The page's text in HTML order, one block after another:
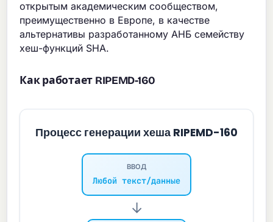
открытым академическим сообществом,
преимущественно в Европе, в качестве
альтернативы разработанному АНБ семейству
хеш-функций SHA.
Как работает RIPEMD-160
Процесс генерации хеша RIPEMD-160
ВВОД
Любой текст/данные
→